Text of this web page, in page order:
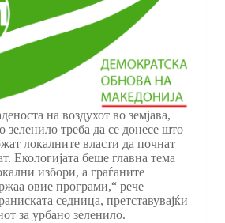
на воздухот во земјава,
зеленило треба да се донесе што
локалните власти да почнат
Екологијата беше главна тема
избори, а граѓаните
овие програми,“ рече
седница, претставувајќи
за урбано зеленило.